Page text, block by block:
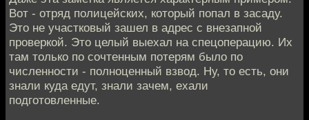
Вот - отряд полицейских, который попал в засаду.
Это не участковый зашел в адрес с внезапной
проверкой. Это целый выехал на спецоперацию. Их
там только по сочтенным потерям было по
численности - полноценный взвод. Ну, то есть, они
знали куда едут, знали зачем, ехали
подготовленные.